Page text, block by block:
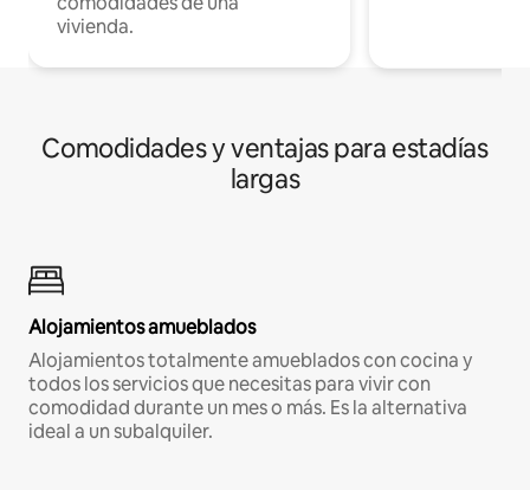
vivienda.
Comodidades y ventajas para estadías
largas
Alojamientos amueblados
Alojamientos totalmente amueblados con cocina y
todos los servicios que necesitas para vivir con
comodidad durante un mes o más. Es la alternativa
ideal a un subalquiler.